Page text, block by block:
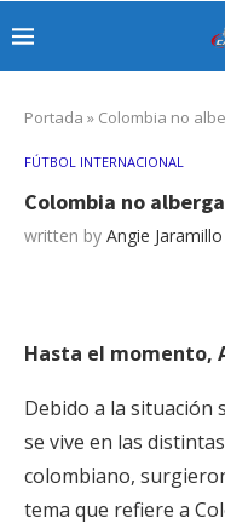
Portada » Colombia no
FÚTBOL INTERNACIONAL
Colombia no
written by Angie Jaramillo
Hasta el momento,
Debido a la situación
se vive en las
colombiano,
tema que refiere a